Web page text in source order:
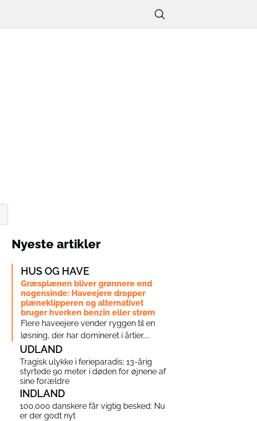
Nyeste artikler
HUS OG HAVE
Græsplænen bliver grønnere end
nogensinde: Haveejere dropper
plæneklipperen og alternativet
bruger hverken benzin eller strøm
Flere haveejere vender ryggen til en
løsning, der har domineret i årtier....
UDLAND
Tragisk ulykke i ferieparadis: 13-årig
styrtede 90 meter i døden for øjnene af
sine forældre
INDLAND
100.000 danskere får vigtig besked: Nu
er der godt nyt